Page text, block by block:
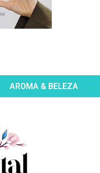
AROMA & BELEZA